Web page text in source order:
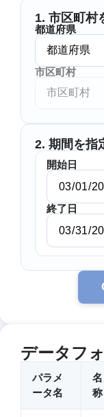
1. 市区町村
都道府県
市区町村
2. 期間を指
開始日
終了日
データフ
パラメ
ータ名
名
称